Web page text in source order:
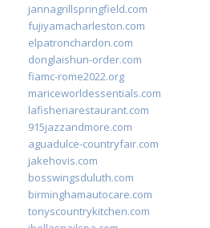
jannagrillspringfield.com
fujiyamacharleston.com
elpatronchardon.com
donglaishun-order.com
fiamc-rome2022.org
mariceworldessentials.com
lafisheriarestaurant.com
915jazzandmore.com
aguadulce-countryfair.com
jakehovis.com
bosswingsduluth.com
birminghamautocare.com
tonyscountrykitchen.com